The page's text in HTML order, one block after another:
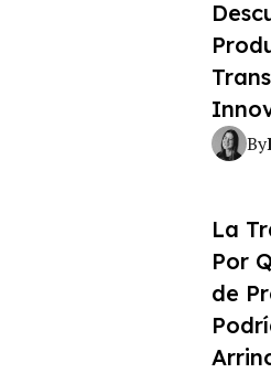
By
La
Por
de